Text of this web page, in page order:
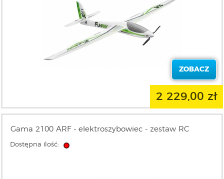
ZOBACZ
2 229,00 zł
Gama 2100 ARF - elektroszybowiec - zestaw RC
Dostępna ilość: